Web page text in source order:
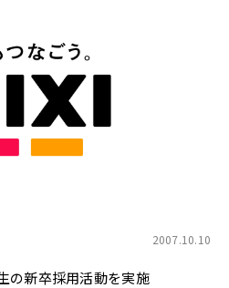
2007.10.10
の新卒採用活動を実施